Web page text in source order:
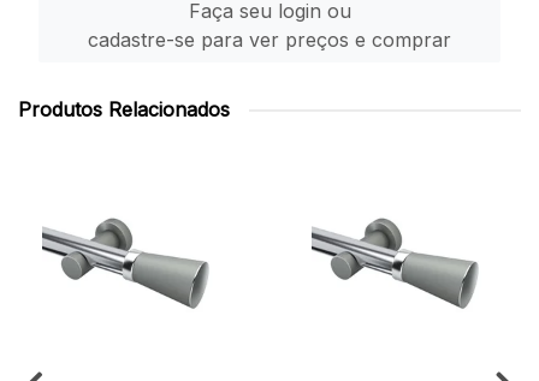
Faça seu login ou
cadastre-se para ver preços e comprar
Produtos Relacionados